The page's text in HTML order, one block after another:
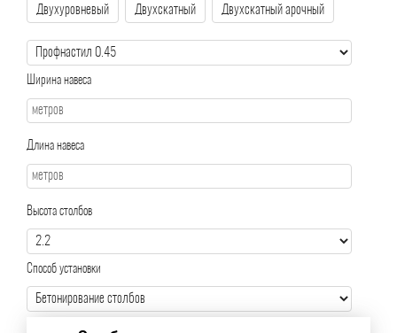
Двухуровневый Двухскатный Двухскатный арочный
Ширина навеса
Длина навеса
Высота столбов
Способ установки